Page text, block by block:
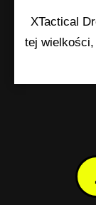
XTactical
tej wielkości,